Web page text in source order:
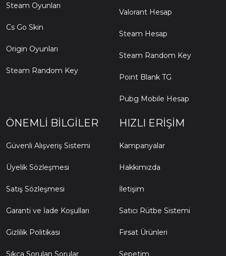
Steam Oyunları
Cs Go Skin
Origin Oyunları
Steam Random Key
Valorant Hesap
Steam Hesap
Steam Random Key
Point Blank TG
Pubg Mobile Hesap
ÖNEMLI BILGILER
Güvenli Alışveriş Sistemi
Üyelik Sözleşmesi
Satış Sözleşmesi
Garanti ve İade Koşulları
Gizlilik Politikası
Sıkça Sorulan Sorular
HIZLI ERIŞIM
Kampanyalar
Hakkımızda
İletişim
Satıcı Rütbe Sistemi
Fırsat Ürünleri
Sepetim